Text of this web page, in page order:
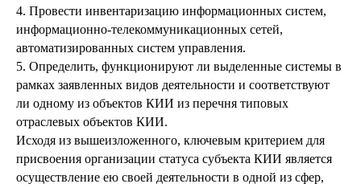
4. Провести инвентаризацию информационных систем,
информационно-телекоммуникационных сетей,
автоматизированных систем управления.
5. Определить, функционируют ли выделенные системы в
рамках заявленных видов деятельности и соответствуют
ли одному из объектов КИИ из перечня типовых
отраслевых объектов КИИ.
Исходя из вышеизложенного, ключевым критерием для
присвоения организации статуса субъекта КИИ является
осуществление ею своей деятельности в одной из сфер,